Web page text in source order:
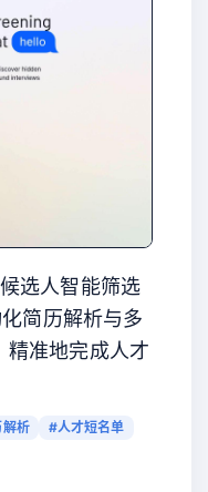
选人智能筛选
简历解析与多
精准地完成人才
析
#人才短名单